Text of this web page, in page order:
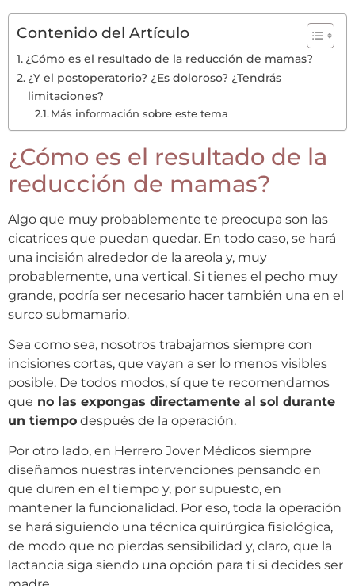
Contenido del Artículo
¿Cómo es el resultado de la reducción de mamas?
¿Y el postoperatorio? ¿Es doloroso? ¿Tendrás
limitaciones?
Más información sobre este tema
¿Cómo es el resultado de la
reducción de mamas?
Algo que muy probablemente te preocupa son las
cicatrices que puedan quedar. En todo caso, se hará
una incisión alrededor de la areola y, muy
probablemente, una vertical. Si tienes el pecho muy
grande, podría ser necesario hacer también una en el
surco submamario.
Sea como sea, nosotros trabajamos siempre con
incisiones cortas, que vayan a ser lo menos visibles
posible. De todos modos, sí que te recomendamos
que no las expongas directamente al sol durante
un tiempo después de la operación.
Por otro lado, en Herrero Jover Médicos siempre
diseñamos nuestras intervenciones pensando en
que duren en el tiempo y, por supuesto, en
mantener la funcionalidad. Por eso, toda la operación
se hará siguiendo una técnica quirúrgica fisiológica,
de modo que no pierdas sensibilidad y, claro, que la
lactancia siga siendo una opción para ti si decides ser